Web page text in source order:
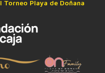
Playa de Doñana